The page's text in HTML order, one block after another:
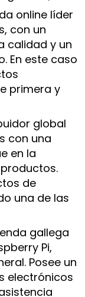
online líder
con un
calidad y un
En este caso
primera y
global
con una
en la
de
una de las
gallega
Pi,
Posee un
electrónicos